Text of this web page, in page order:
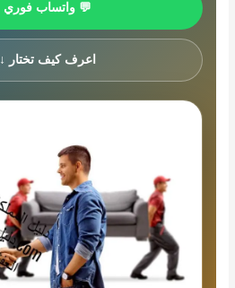
💬 واتساب فوري
اعرف كيف تختار ↓